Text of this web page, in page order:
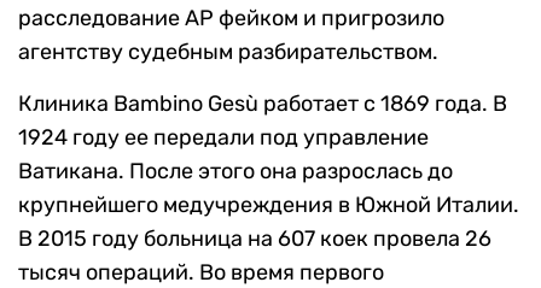
расследование AP фейком и пригрозило
агентству судебным разбирательством.
Клиника Bambino Gesù работает с 1869 года. В
1924 году ее передали под управление
Ватикана. После этого она разрослась до
крупнейшего медучреждения в Южной Италии.
В 2015 году больница на 607 коек провела 26
тысяч операций. Во время первого